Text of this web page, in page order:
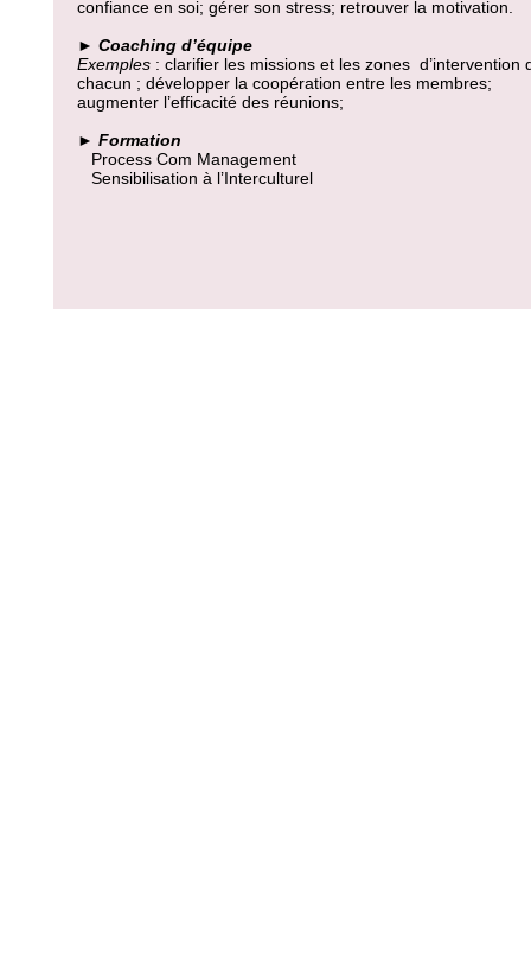
confiance en soi; gérer son stress; retrouver la motivation.
► Coaching d’équipe
Exemples : clarifier les missions et les zones d’intervention
chacun ; développer la coopération entre les membres;
augmenter l’efficacité des réunions;
► Formation
Process Com Management
Sensibilisation à l’Interculturel